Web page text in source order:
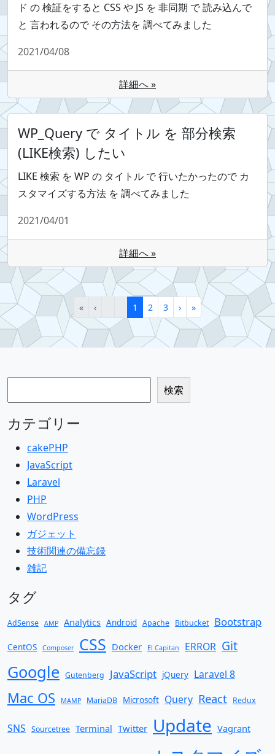
ド の 検証をすると CSS や JS を 非同期 で 読み込んで
と 言われるので その方法を 調べてみました
2021/04/08
詳細へ »
WP_Query で タイトル を 部分検索
(LIKE検索) したい
LIKE 検索 を WP の タイトル で 行いたかったので カ
スタマイズする方法 を 調べてみました
2021/04/01
詳細へ »
« ‹ 1 2 3 › »
検索
カテゴリー
cakePHP
JavaScript
Laravel
PHP
WordPress
ガジェット
技術関連の備忘録
雑記
タグ
AdSense AMP Analytics Android Apache Bitbucket Bootstrap
CentOS Composer CSS Docker El Capitan ERROR Git
Google Gutenberg JavaScript jQuery Laravel 8
Mac OS MAMP MariaDB Microsoft Query React Redux
SNS Sourcetree Terminal Twitter Update Vagrant